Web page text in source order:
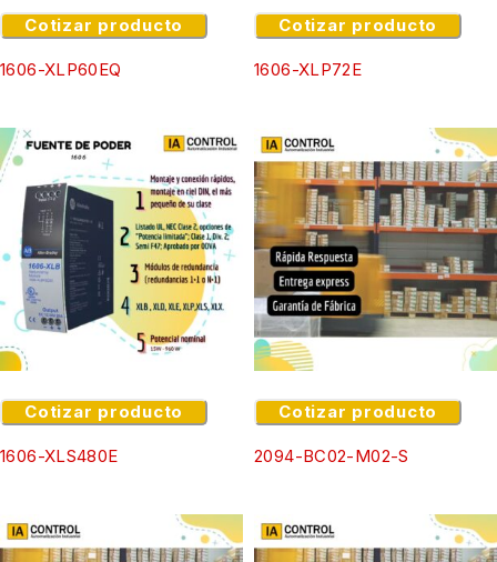
Cotizar producto
1606-XLP60EQ
Cotizar producto
1606-XLP72E
Cotizar producto
1606-XLS480E
Cotizar producto
2094-BC02-M02-S